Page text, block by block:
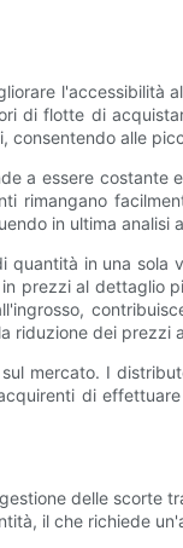
di flotte di
alle
a essere
in ultima analisi
in una
prezzi al
riduzione dei prezzi
mercato. I
di
delle
il che richiede